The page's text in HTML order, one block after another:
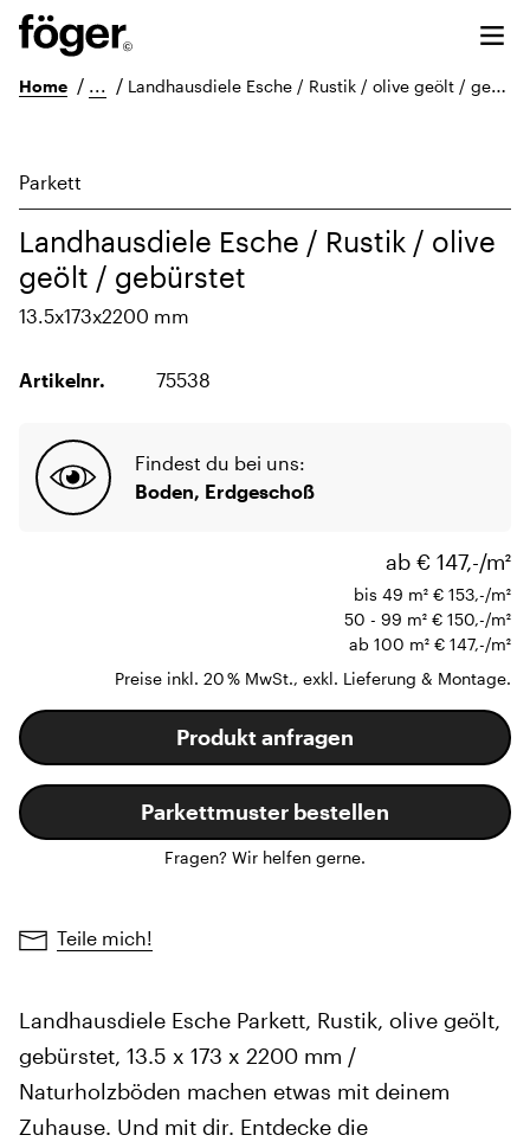
Home / ... / Landhausdiele Esche / Rustik / olive geölt / gebürstet
Parkett
Landhausdiele Esche / Rustik / olive
geölt / gebürstet
13.5x173x2200 mm
Artikelnr. 75538
Findest du bei uns:
Boden, Erdgeschoß
ab € 147,-/m²
bis 49 m² € 153,-/m²
50 - 99 m² € 150,-/m²
ab 100 m² € 147,-/m²
Preise inkl. 20 % MwSt., exkl. Lieferung & Montage.
Produkt anfragen
Parkettmuster bestellen
Fragen? Wir helfen gerne.
Teile mich!
Landhausdiele Esche Parkett, Rustik, olive geölt,
gebürstet, 13.5 x 173 x 2200 mm /
Naturholzböden machen etwas mit deinem
Zuhause. Und mit dir. Entdecke die